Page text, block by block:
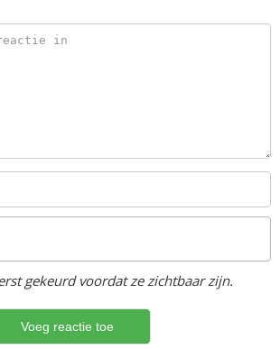
gekeurd voordat ze zichtbaar zijn.